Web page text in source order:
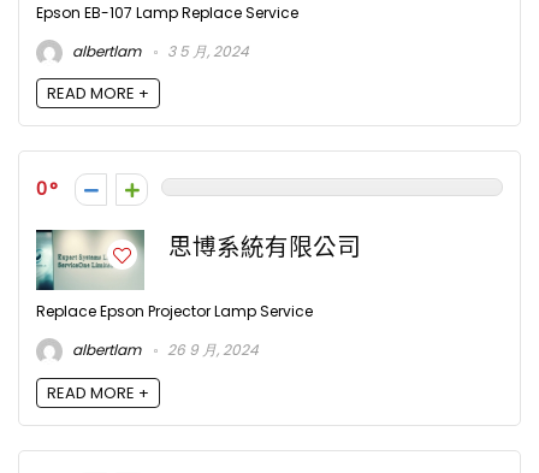
Epson EB-107 Lamp Replace Service
albertlam
3 5 月, 2024
READ MORE +
0
思博系統有限公司
Replace Epson Projector Lamp Service
albertlam
26 9 月, 2024
READ MORE +